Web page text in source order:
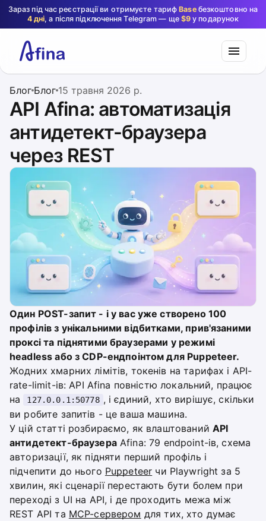
Зараз під час реєстрації ви отримуєте тарифBaseбезкоштовно на
4 дні, а після підключення Telegram — ще $9 у подарунок
Блог Блог 15 травня 2026 р.
API Afina: автоматизація
антидетект-браузера
через REST
Один POST-запит - і у вас уже створено 100
профілів з унікальними відбитками, прив'язаними
проксі та піднятими браузерами у режимі
headless або з CDP-ендпоінтом для Puppeteer.
Жодних хмарних лімітів, токенів на тарифах і API-
rate-limit-ів: API Afina повністю локальний, працює
на
127.0.0.1:50778 , і єдиний, хто вирішує, скільки
ви робите запитів - це ваша машина.
У цій статті розбираємо, як влаштований API
антидетект-браузераAfina: 79 endpoint-ів, схема
авторизації, як підняти перший профіль і
підчепити до нього Puppeteer чи Playwright за 5
хвилин, які сценарії перестають бути болем при
переході з UI на API, і де проходить межа між
REST API та MCP-сервером для тих, хто думає